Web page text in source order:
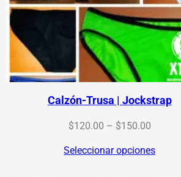
Calzón-Trusa | Jockstrap
$120.00 – $150.00Price
$120.00
Seleccionar opciones